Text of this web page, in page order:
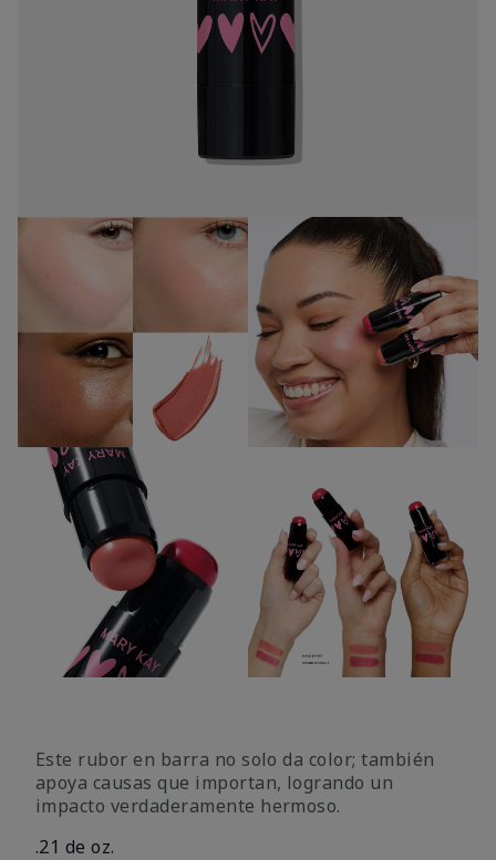
Este rubor en barra no solo da color; también
apoya causas que importan, logrando un
impacto verdaderamente hermoso.
.21 de oz.